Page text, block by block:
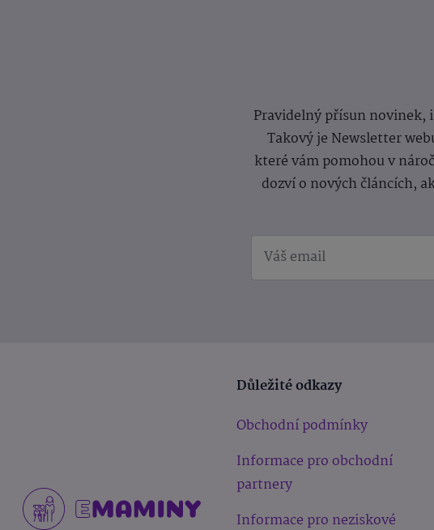
Pravidelný přísun novinek,
Takový je Newsletter
které vám pomohou v
dozví o nových článcích,
Důležité odkazy
Obchodní podmínky
Informace pro obchodní
partnery
Informace pro neziskové